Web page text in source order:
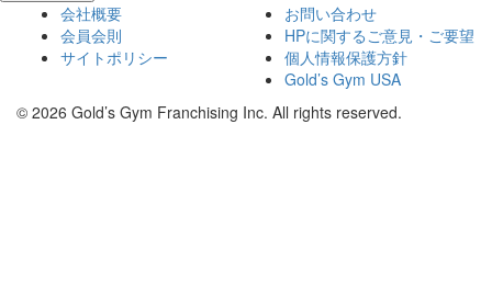
会社概要
会員会則
サイトポリシー
お問い合わせ
HPに関するご意見・ご要望
個人情報保護方針
Gold’s Gym USA
© 2026 Gold’s Gym Franchising Inc. All rights reserved.